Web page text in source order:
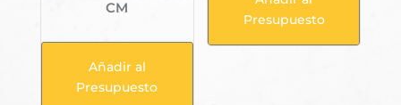
CM
Añadir al
Presupuesto
Presupuesto